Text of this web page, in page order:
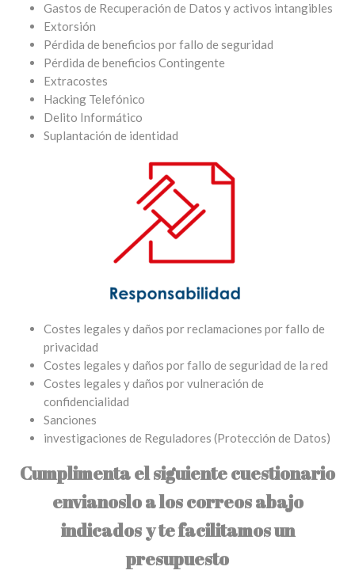
Gastos de Recuperación de Datos y activos intangibles
Extorsión
Pérdida de beneficios por fallo de seguridad
Pérdida de beneficios Contingente
Extracostes
Hacking Telefónico
Delito Informático
Suplantación de identidad
Costes legales y daños por reclamaciones por fallo de
privacidad
Costes legales y daños por fallo de seguridad de la red
Costes legales y daños por vulneración de
confidencialidad
Sanciones
investigaciones de Reguladores (Protección de Datos)
Cumplimenta el siguiente cuestionario
envianoslo a los correos abajo
indicados y te facilitamos un
presupuesto